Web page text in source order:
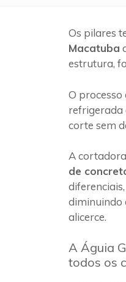
Os pilares
Macatuba
estrutura,
O processo
refrigerada
corte sem
A
de
diminuindo
alicerce.
A Águia
todos os